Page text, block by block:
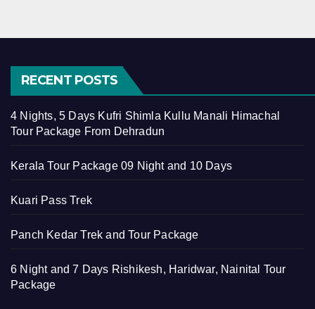
RECENT POSTS
4 Nights, 5 Days Kufri Shimla Kullu Manali Himachal
Tour Package From Dehradun
Kerala Tour Package 09 Night and 10 Days
Kuari Pass Trek
Panch Kedar Trek and Tour Package
6 Night and 7 Days Rishikesh, Haridwar, Nainital Tour
Package